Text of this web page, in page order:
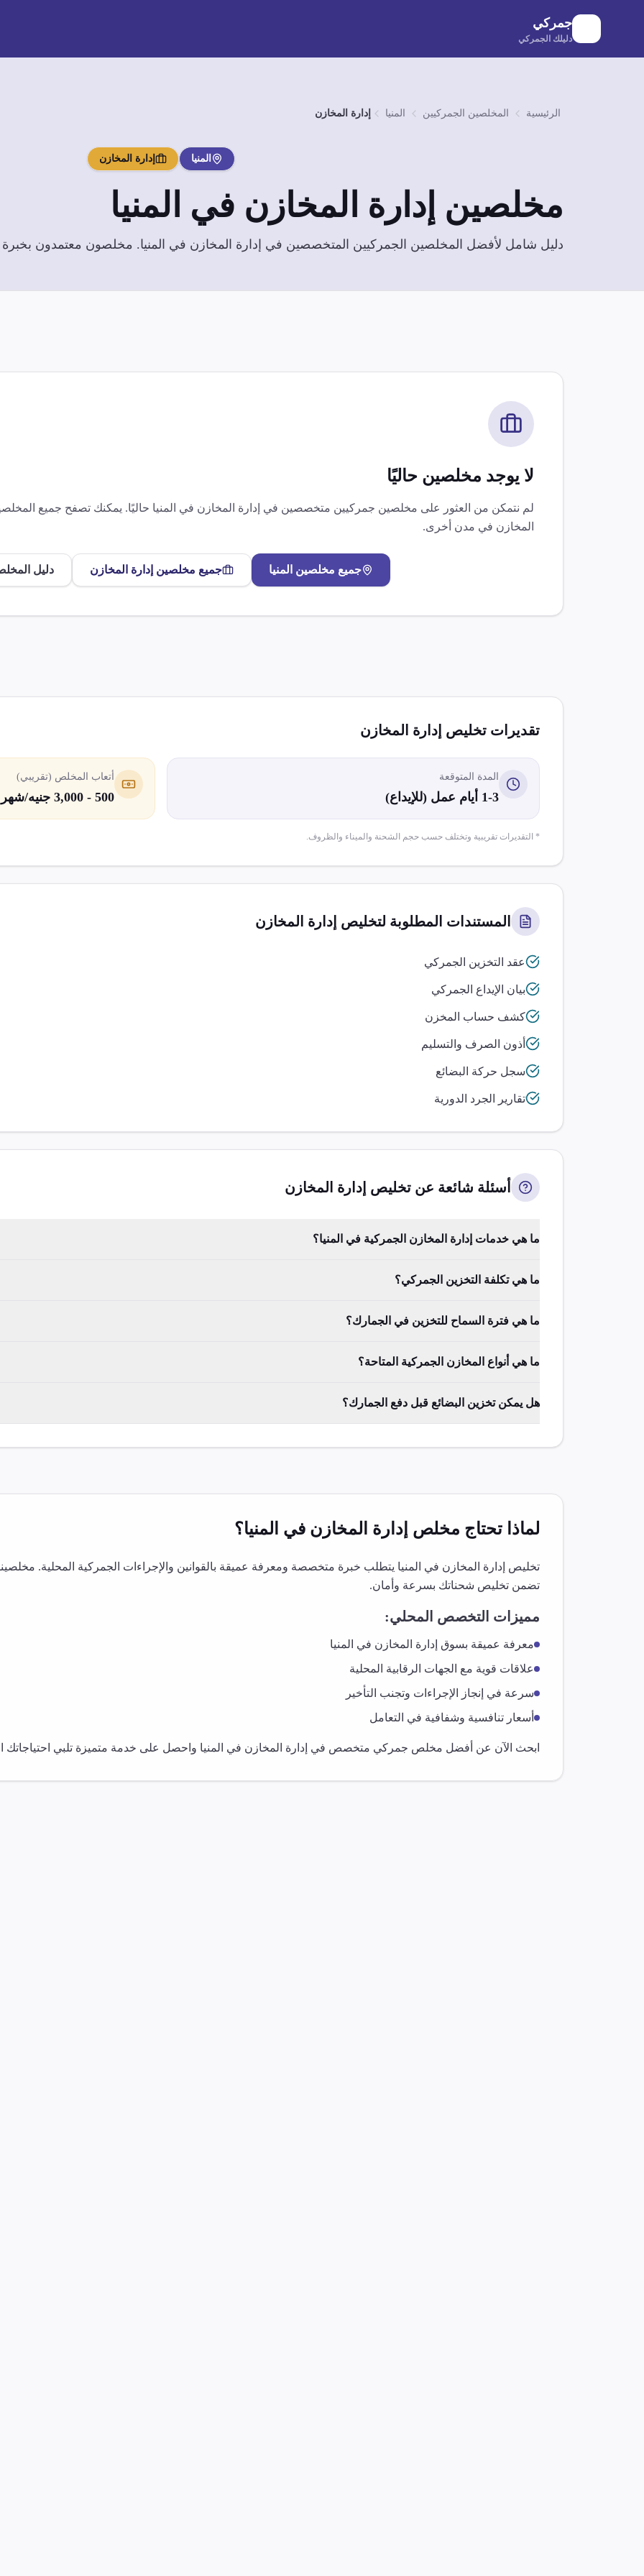
جمركي
دليلك الجمركي
الرئيسية المخلصين الجمركيين المنيا إدارة المخازن
المنيا إدارة المخازن
مخلصين إدارة المخازن في المنيا
دليل شامل لأفضل المخلصين الجمركيين المتخصصين في إدارة المخازن في المنيا. مخلصون معتمدون بخبرة
لا يوجد مخلصين حاليًا
لم نتمكن من العثور على مخلصين جمركيين متخصصين في إدارة المخازن في المنيا حاليًا. يمكنك تصفح جميع
المخازن في مدن أخرى.
جميع مخلصين المنيا جميع مخلصين إدارة المخازن دليل
تقديرات تخليص إدارة المخازن
المدة المتوقعة
1-3 أيام عمل (للإيداع)
أتعاب المخلص (تقريبي)
500 - 3,000 جنيه/شهر
* التقديرات تقريبية وتختلف حسب حجم الشحنة والميناء والظروف.
المستندات المطلوبة لتخليص إدارة المخازن
عقد التخزين الجمركي
بيان الإيداع الجمركي
كشف حساب المخزن
أذون الصرف والتسليم
سجل حركة البضائع
تقارير الجرد الدورية
أسئلة شائعة عن تخليص إدارة المخازن
ما هي خدمات إدارة المخازن الجمركية في المنيا؟
ما هي تكلفة التخزين الجمركي؟
ما هي فترة السماح للتخزين في الجمارك؟
ما هي أنواع المخازن الجمركية المتاحة؟
هل يمكن تخزين البضائع قبل دفع الجمارك؟
لماذا تحتاج مخلص إدارة المخازن في المنيا؟
تخليص إدارة المخازن في المنيا يتطلب خبرة متخصصة ومعرفة عميقة بالقوانين والإجراءات الجمركية المحلية.
تضمن تخليص شحناتك بسرعة وأمان.
مميزات التخصص المحلي:
معرفة عميقة بسوق إدارة المخازن في المنيا
علاقات قوية مع الجهات الرقابية المحلية
سرعة في إنجاز الإجراءات وتجنب التأخير
أسعار تنافسية وشفافية في التعامل
ابحث الآن عن أفضل مخلص جمركي متخصص في إدارة المخازن في المنيا واحصل على خدمة متميزة تلبي احتياجاتك